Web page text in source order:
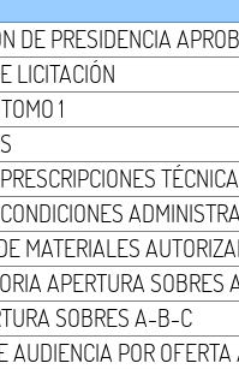
DE PRESIDENCIA
LICITACIÓN
1
MATERIALES
APERTURA
SOBRES A-B-C
AUDIENCIA POR